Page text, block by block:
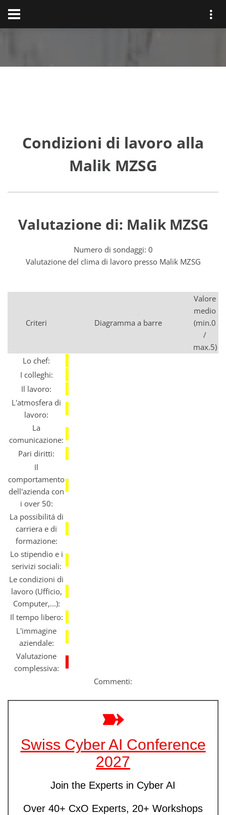
Condizioni di lavoro alla
Malik MZSG
Valutazione di: Malik MZSG
Numero di sondaggi: 0
Valutazione del clima di lavoro presso Malik MZSG
Criteri Diagramma a barre
Valore
medio
(min.0
/
max.5)
Lo chef:
I colleghi:
Il lavoro:
L'atmosfera di
lavoro:
La
comunicazione:
Pari diritti:
Il
comportamento
dell'azienda con
i over 50:
La possibilitá di
carriera e di
formazione:
Lo stipendio e i
serivizi sociali:
Le condizioni di
lavoro (Ufficio,
Computer,...):
Il tempo libero:
L'immagine
aziendale:
Valutazione
complessiva:
Commenti: